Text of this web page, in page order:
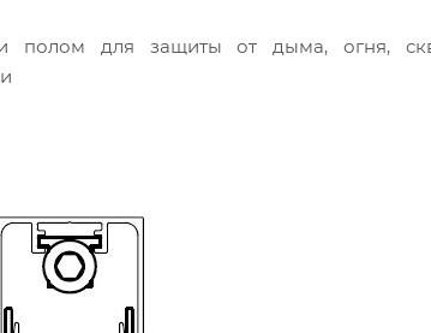
полом для защиты от дыма, огня,